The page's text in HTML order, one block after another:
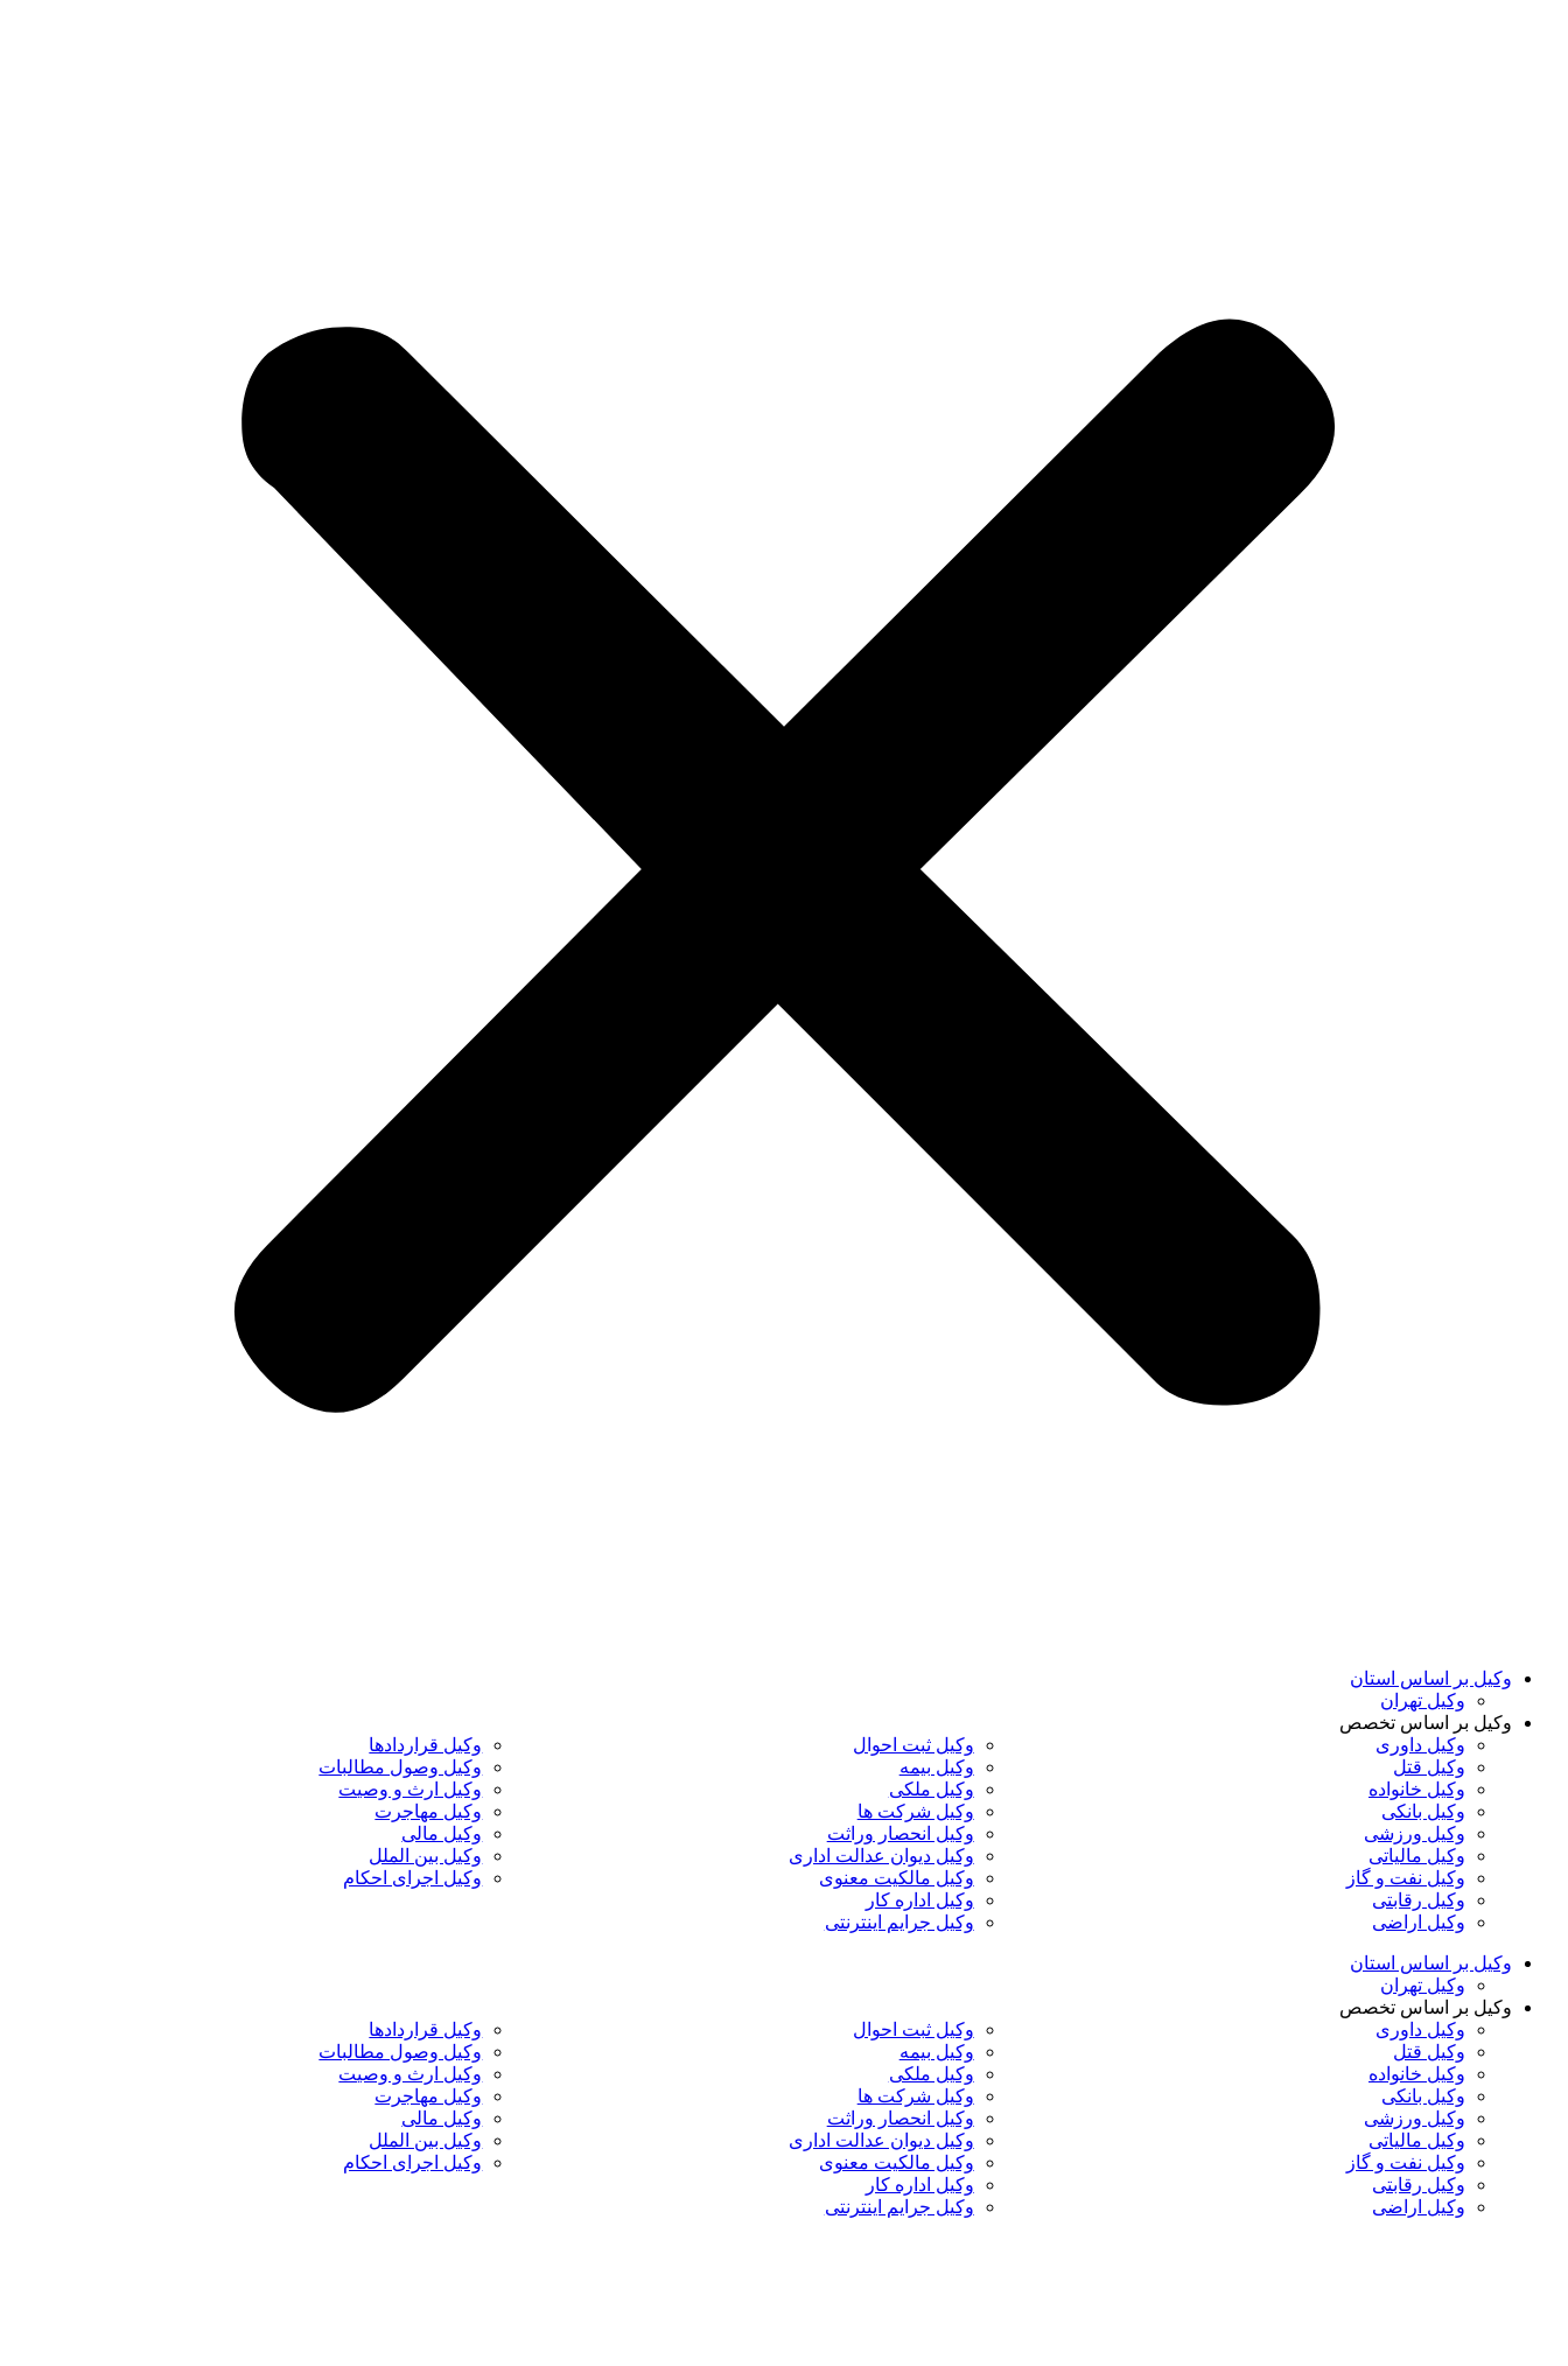
وکیل بر اساس استان
وکیل تهران
وکیل بر اساس تخصص
وکیل داوری
وکیل قتل
وکیل خانواده
وکیل بانکی
وکیل ورزشی
وکیل مالیاتی
وکیل نفت و گاز
وکیل رقابتی
وکیل اراضی
وکیل ثبت احوال
وکیل بیمه
وکیل ملکی
وکیل شرکت ها
وکیل انحصار وراثت
وکیل دیوان عدالت اداری
وکیل مالکیت معنوی
وکیل اداره کار
وکیل جرایم اینترنتی
وکیل قراردادها
وکیل وصول مطالبات
وکیل ارث و وصیت
وکیل مهاجرت
وکیل مالی
وکیل بین الملل
وکیل اجرای احکام
وکیل بر اساس استان
وکیل تهران
وکیل بر اساس تخصص
وکیل داوری
وکیل قتل
وکیل خانواده
وکیل بانکی
وکیل ورزشی
وکیل مالیاتی
وکیل نفت و گاز
وکیل رقابتی
وکیل اراضی
وکیل ثبت احوال
وکیل بیمه
وکیل ملکی
وکیل شرکت ها
وکیل انحصار وراثت
وکیل دیوان عدالت اداری
وکیل مالکیت معنوی
وکیل اداره کار
وکیل جرایم اینترنتی
وکیل قراردادها
وکیل وصول مطالبات
وکیل ارث و وصیت
وکیل مهاجرت
وکیل مالی
وکیل بین الملل
وکیل اجرای احکام